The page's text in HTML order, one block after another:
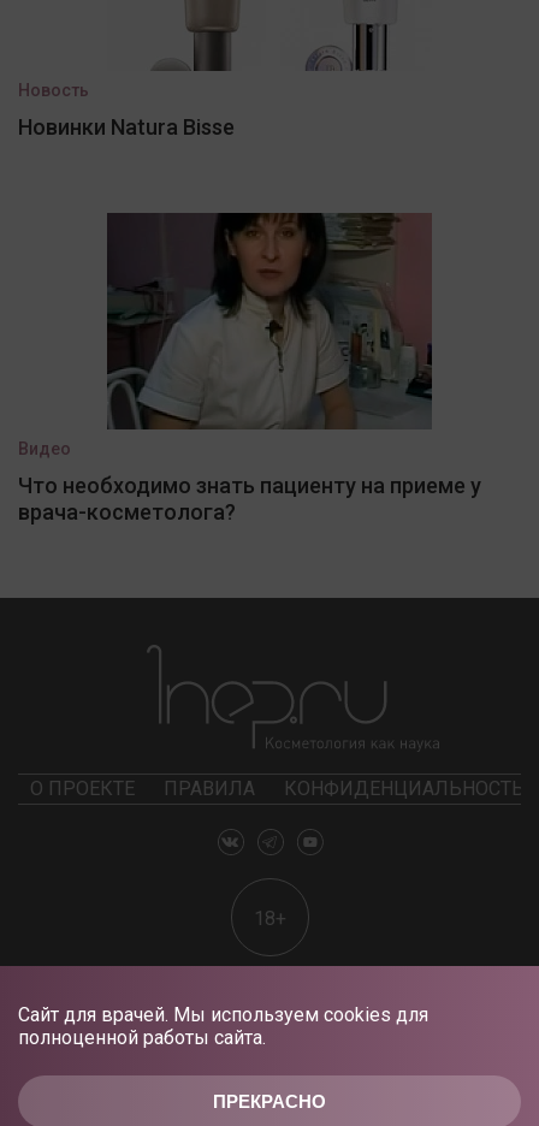
ПРЕКРАСНО
Сайт для врачей. Мы используем cookies для
полноценной работы сайта.
Новость
Новинки Natura Bisse
Видео
Что необходимо знать пациенту на приеме у
врача-косметолога?
О ПРОЕКТЕ ПРАВИЛА КОНФИДЕНЦИАЛЬНОСТЬ
18+